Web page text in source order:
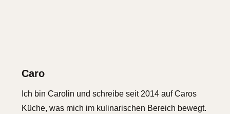
Caro
Ich bin Carolin und schreibe seit 2014 auf Caros
Küche, was mich im kulinarischen Bereich bewegt.